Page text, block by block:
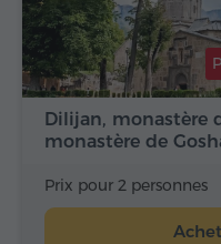
Dilijan, monastère
monastère de
Prix pour 2 personnes